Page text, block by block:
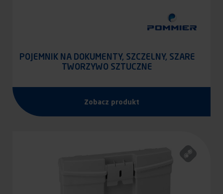
POJEMNIK NA DOKUMENTY, SZCZELNY, SZARE
TWORZYWO SZTUCZNE
Zobacz produkt